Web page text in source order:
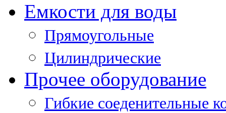
Емкости для воды
Прямоугольные
Цилиндрические
Прочее оборудование
Гибкие соеденительные